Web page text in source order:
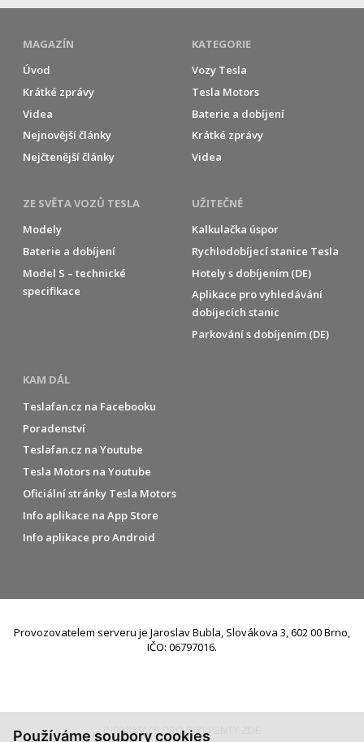
Používáme soubory cookies
MAGAZÍN
Úvod
Krátké zprávy
Videa
Nejnovější články
Nejčtenější články
KATEGORIE
Vozy Tesla
Tesla Motors
Baterie a dobíjení
Krátké zprávy
Videa
ZE SVĚTA VOZŮ TESLA
Modely
Baterie a dobíjení
Model S – technické
specifikace
UŽITEČNÉ
Kalkulačka úspor
Rychlodobíjecí stanice Tesla
Hotely s dobíjením (DE)
Aplikace pro vyhledávání
dobíjecích stanic
Parkování s dobíjením (DE)
KAM DÁL
Teslafan.cz na Facebooku
Poradenství
Teslafan.cz na Youtube
Tesla Motors na Youtube
Oficiální stránky Tesla Motors
Info aplikace na App Store
Info aplikace pro Android
Provozovatelem serveru je Jaroslav Bubla, Slovákova 3, 602 00 Brno,
IČO: 06797016.
INFORMACE PRO INZERENTY ZDE